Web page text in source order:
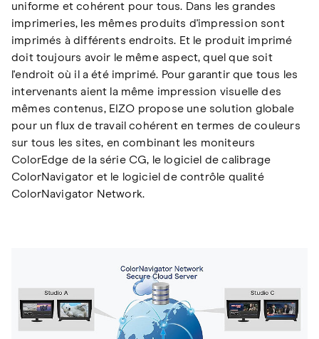
uniforme et cohérent pour tous. Dans les grandes
imprimeries, les mêmes produits d'impression sont
imprimés à différents endroits. Et le produit imprimé
doit toujours avoir le même aspect, quel que soit
l'endroit où il a été imprimé. Pour garantir que tous les
intervenants aient la même impression visuelle des
mêmes contenus, EIZO propose une solution globale
pour un flux de travail cohérent en termes de couleurs
sur tous les sites, en combinant les moniteurs
ColorEdge de la série CG, le logiciel de calibrage
ColorNavigator et le logiciel de contrôle qualité
ColorNavigator Network.